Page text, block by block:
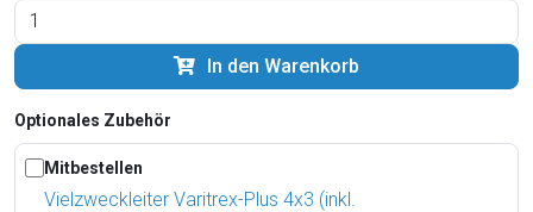
In den Warenkorb
Optionales Zubehör
Mitbestellen
Vielzweckleiter Varitrex-Plus 4x3 (inkl.